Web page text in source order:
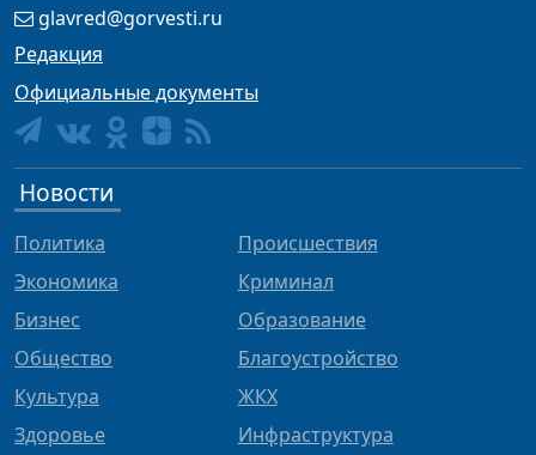
glavred@gorvesti.ru
Редакция
Официальные документы
Новости
Политика
Экономика
Бизнес
Общество
Культура
Здоровье
Происшествия
Криминал
Образование
Благоустройство
ЖКХ
Инфраструктура